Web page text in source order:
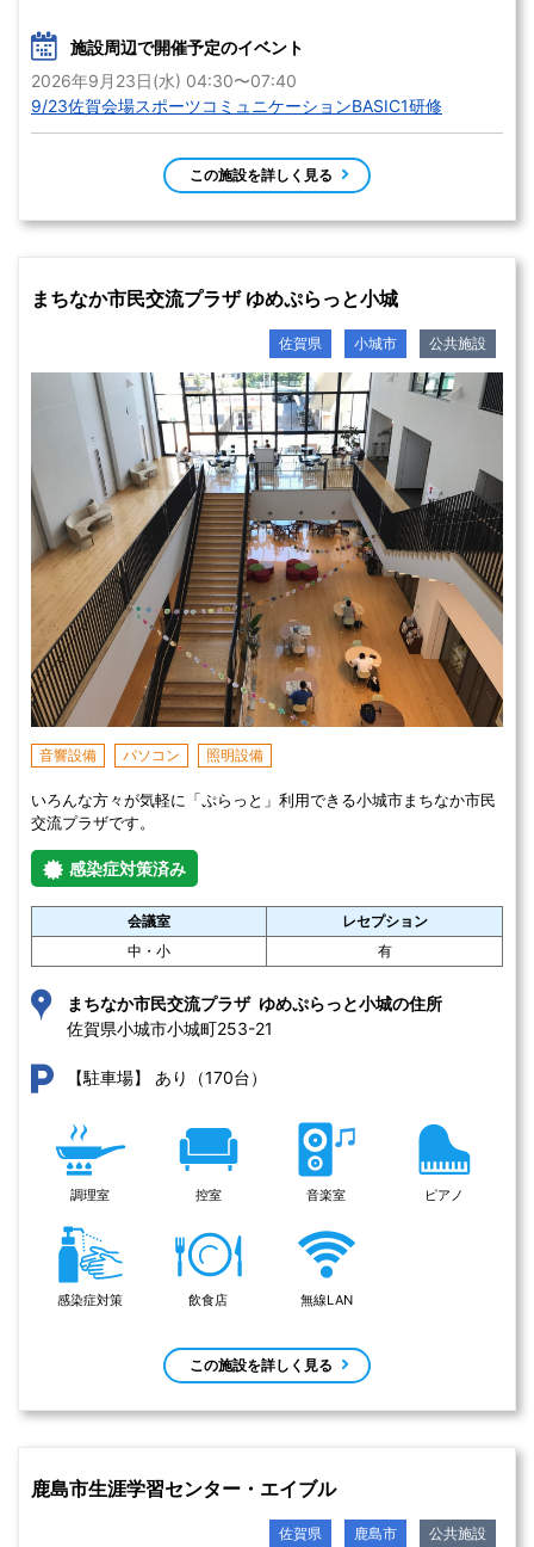
施設周辺で開催予定のイベント
2026年9月23日(水) 04:30〜07:40
9/23佐賀会場スポーツコミュニケーションBASIC1研修
この施設を詳しく見る
まちなか市民交流プラザ ゆめぷらっと小城
佐賀県 小城市 公共施設
音響設備 パソコン 照明設備
いろんな方々が気軽に「ぷらっと」利用できる小城市まちなか市民
交流プラザです。
感染症対策済み
会議室
レセプション
中・小
有
まちなか市民交流プラザ ゆめぷらっと小城の住所
佐賀県小城市小城町253-21
【駐車場】 あり（170台）
調理室 控室 音楽室 ピアノ
感染症対策 飲食店 無線LAN
この施設を詳しく見る
鹿島市生涯学習センター・エイブル
佐賀県 鹿島市 公共施設